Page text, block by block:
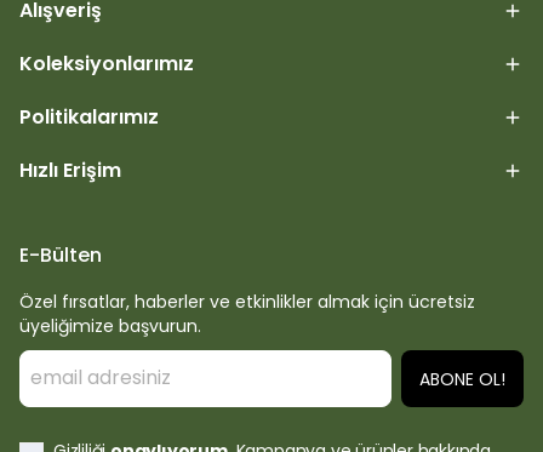
Alışveriş
Koleksiyonlarımız
Politikalarımız
Hızlı Erişim
E-Bülten
Özel fırsatlar, haberler ve etkinlikler almak için ücretsiz
üyeliğimize başvurun.
ABONE OL!